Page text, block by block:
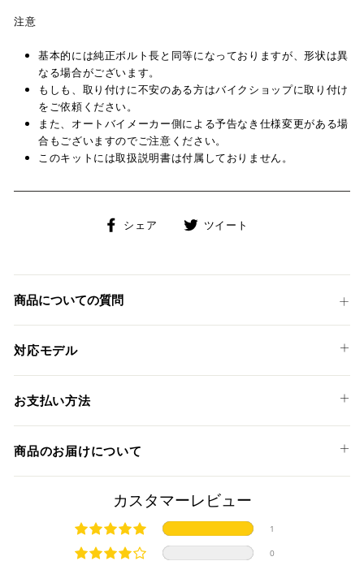
注意
基本的には純正ボルト長と同等になっておりますが、形状は異
なる場合がございます。
もしも、取り付けに不安のある方はバイクショップに取り付け
をご依頼ください。
また、オートバイメーカー側による予告なき仕様変更がある場
合もございますのでご注意ください。
このキットには取扱説明書は付属しておりません。
シェア
Facebook
ェ
る
ツイート
稿
商品についての質問
対応モデル
HONDA
CBR600RR '09-12
お支払い方法
クレジットカード
上記クレジットカードをご利用頂けます。
商品のお届けについて
商品発送までの日数について
ご希望商品の在庫状況により異なります。 詳しくは該当商品
ページよりご希望のカラー、材質等(オプションがある場合)を
カスタマーレビュー
1
0